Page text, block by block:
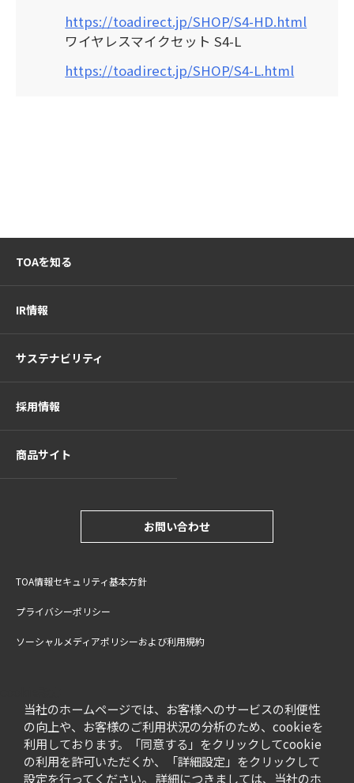
当社のホームページでは、お客様へのサービスの利便性
の向上や、お客様のご利用状況の分析のため、cookieを
利用しております。「同意する」をクリックしてcookie
の利用を許可いただくか、「詳細設定」をクリックして
設定を行ってください。 詳細につきましては、当社のホ
https://toadirect.jp/SHOP/S4-HD.html
ワイヤレスマイクセット S4-L
https://toadirect.jp/SHOP/S4-L.html
TOAを知る
IR情報
サステナビリティ
採用情報
商品サイト
お問い合わせ
TOA情報セキュリティ基本方針
プライバシーポリシー
ソーシャルメディアポリシーおよび利用規約
特定商取引法に基づく表記